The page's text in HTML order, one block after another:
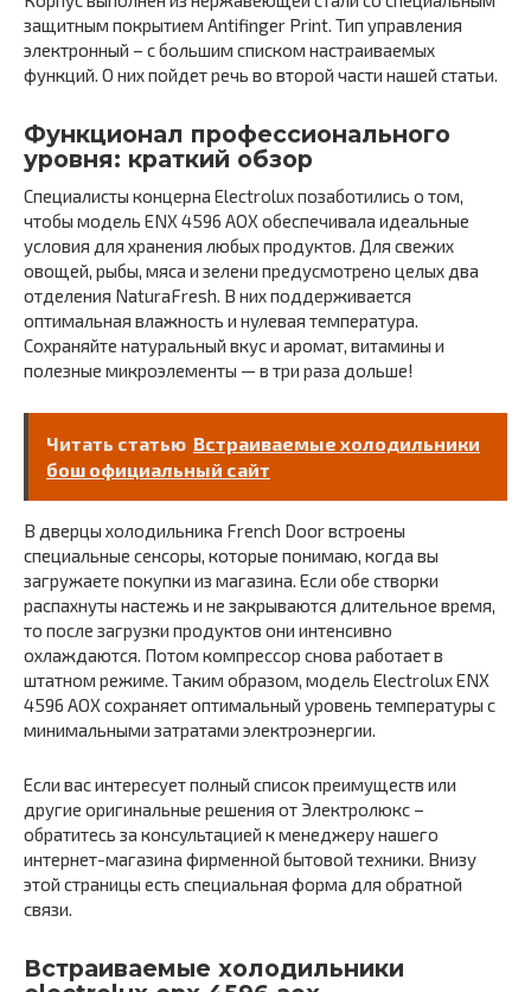
защитным покрытием Аntifinger Print. Тип управления
электронный – с большим списком настраиваемых
функций. О них пойдет речь во второй части нашей статьи.
Функционал профессионального
уровня: краткий обзор
Специалисты концерна Electrolux позаботились о том,
чтобы модель ENX 4596 AOX обеспечивала идеальные
условия для хранения любых продуктов. Для свежих
овощей, рыбы, мяса и зелени предусмотрено целых два
отделения NaturaFresh. В них поддерживается
оптимальная влажность и нулевая температура.
Сохраняйте натуральный вкус и аромат, витамины и
полезные микроэлементы — в три раза дольше!
Читать статью Встраиваемые холодильники
бош официальный сайт
В дверцы холодильника French Door встроены
специальные сенсоры, которые понимаю, когда вы
загружаете покупки из магазина. Если обе створки
распахнуты настежь и не закрываются длительное время,
то после загрузки продуктов они интенсивно
охлаждаются. Потом компрессор снова работает в
штатном режиме. Таким образом, модель Electrolux ENX
4596 AOX сохраняет оптимальный уровень температуры с
минимальными затратами электроэнергии.
Если вас интересует полный список преимуществ или
другие оригинальные решения от Электролюкс –
обратитесь за консультацией к менеджеру нашего
интернет-магазина фирменной бытовой техники. Внизу
этой страницы есть специальная форма для обратной
связи.
Встраиваемые холодильники